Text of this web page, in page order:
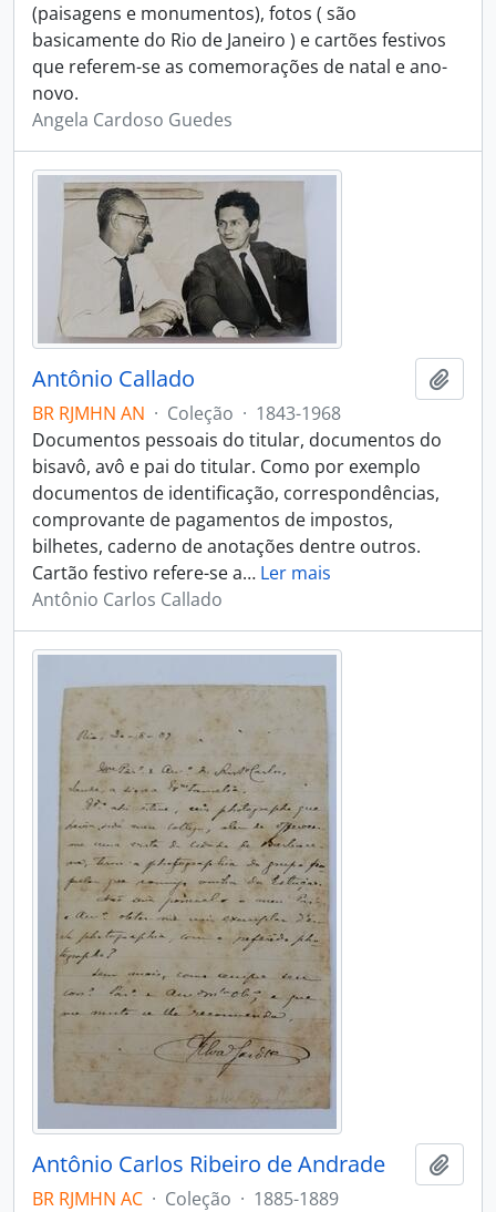
(paisagens e monumentos), fotos ( são
basicamente do Rio de Janeiro ) e cartões festivos
que referem-se as comemorações de natal e ano-
novo.
Angela Cardoso Guedes
Antônio Callado
BR RJMHN AN · Coleção · 1843-1968
Documentos pessoais do titular, documentos do
bisavô, avô e pai do titular. Como por exemplo
documentos de identificação, correspondências,
comprovante de pagamentos de impostos,
bilhetes, caderno de anotações dentre outros.
Cartão festivo refere-se a… Ler mais
Antônio Carlos Callado
Antônio Carlos Ribeiro de Andrade
BR RJMHN AC · Coleção · 1885-1889